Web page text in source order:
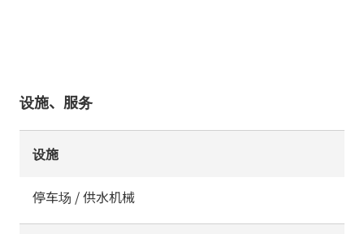
设施、服务
设施
停车场 / 供水机械